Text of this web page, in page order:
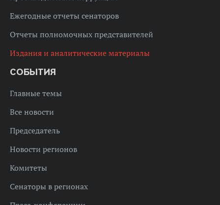
Ежегодные отчеты сенаторов
Отчеты полномочных представителей
Издания и аналитические материалы
СОБЫТИЯ
Главные темы
Все новости
Председатель
Новости регионов
Комитеты
Сенаторы в регионах